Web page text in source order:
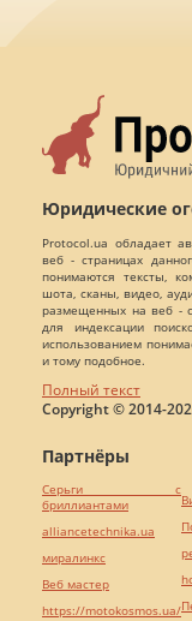
Юридические
Protocol.ua обладает
веб - страницах
понимаются тексты,
шота, сканы, видео,
размещенных на веб -
для индексации
использованием
и тому подобное.
Полный текст
Copyright © 2014-
Партнёры
Серьги с
бриллиантами
alliancetechnika.ua
миралинкс
Веб мастер
https://motokosmos.ua/